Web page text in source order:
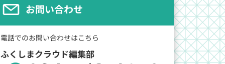
お問い合わせ
電話でのお問い合わせはこちら
ふくしまクラウド編集部